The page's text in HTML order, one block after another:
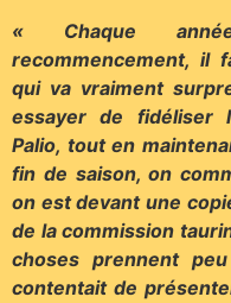
« Chaque
recommencement, il
qui va vraiment
essayer de fidéliser
Palio, tout en
fin de saison, on
on est devant une
de la commission
choses prennent
contentait de